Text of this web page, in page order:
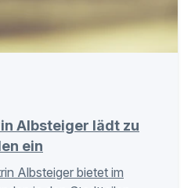
Albsteiger lädt zu
ein
Albsteiger bietet im